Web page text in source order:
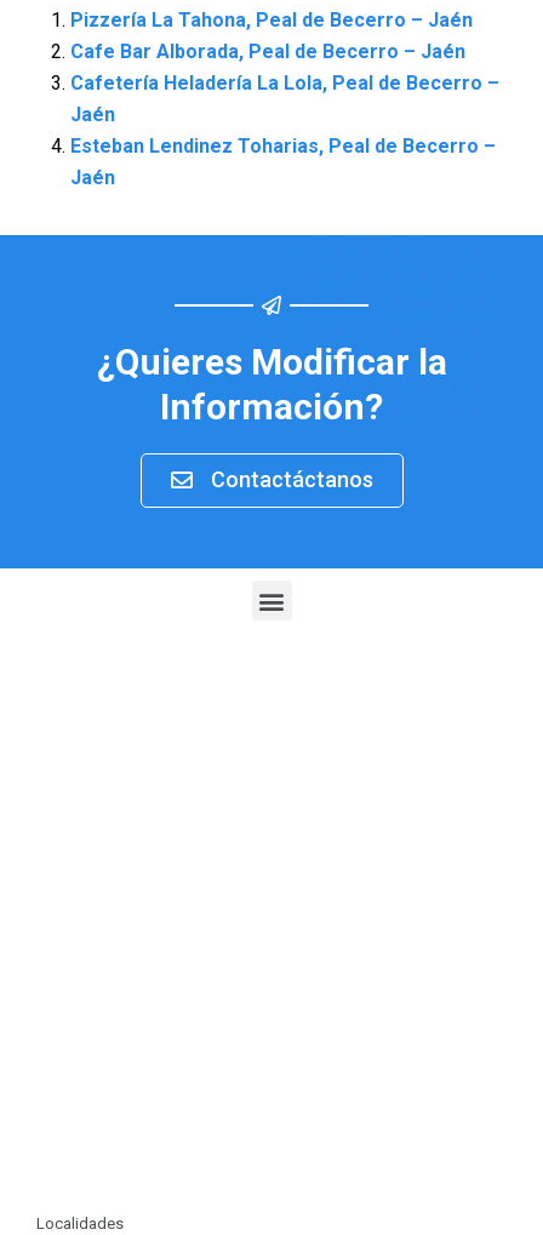
Pizzería La Tahona, Peal de Becerro – Jaén
Cafe Bar Alborada, Peal de Becerro – Jaén
Cafetería Heladería La Lola, Peal de Becerro –
Jaén
Esteban Lendinez Toharias, Peal de Becerro –
Jaén
¿Quieres Modificar la
Información?
Contactáctanos
Menu
Localidades